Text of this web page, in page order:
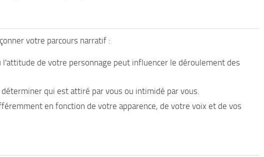
votre parcours narratif :
l'attitude de votre personnage peut influencer le déroulement des
qui est attiré par vous ou intimidé par vous.
en fonction de votre apparence, de votre voix et de vos